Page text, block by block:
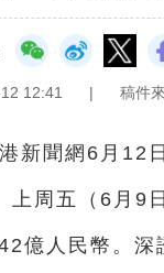
12:41 | 稿件
新聞網6月12
上周五（6月9
億人民幣。